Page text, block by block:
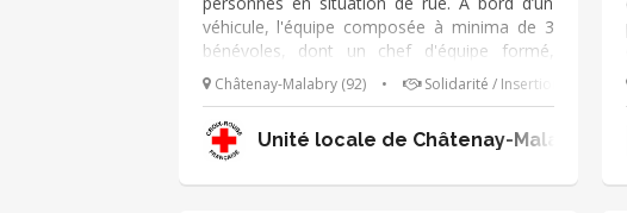
véhicule, l'équipe composée à minima de 3
bénévoles, dont un chef d'équipe formé,
sillonne le secteur afin d’aller à la rencontre
des personnes à la rue pour maintenir, voire
recréer un lien social. Cette rencontre permet
également de leur fournir des biens de
première nécessité (soupe chaude,
Châtenay-Malabry (92) • Solidarité / Insertion
Unité locale de Châtenay-Malabry Le